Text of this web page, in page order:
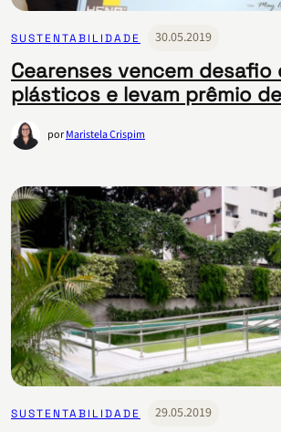
SUSTENTABILIDADE 30.05.2019
Cearenses vencem desafio
plásticos e levam prêmio
porMaristela Crispim
SUSTENTABILIDADE 29.05.2019